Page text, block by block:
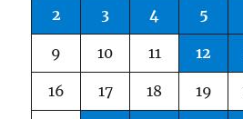
2 3 4 5
9 10 11 12
16 17 18 19